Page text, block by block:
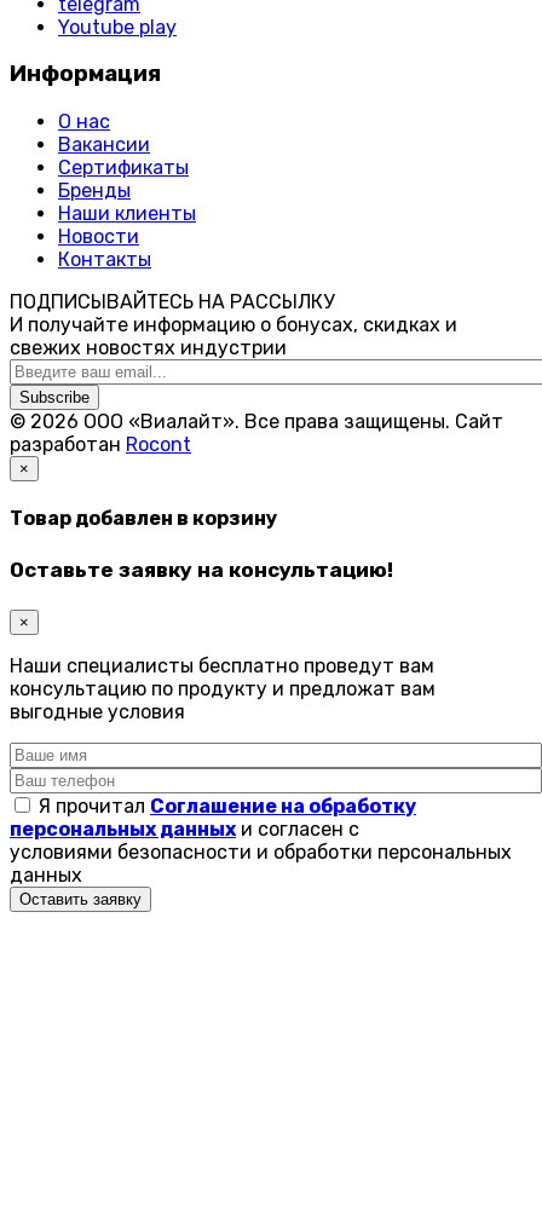
Youtube play
Информация
О нас
Вакансии
Сертификаты
Бренды
Наши клиенты
Новости
Контакты
ПОДПИСЫВАЙТЕСЬ НА РАССЫЛКУ
И получайте информацию о бонусах, скидках и
свежих новостях индустрии
Subscribe
© 2026 ООО «Виалайт». Все права защищены. Cайт
разработан Rocont
×
Товар добавлен в корзину
Оставьте заявку на консультацию!
×
Наши специалисты бесплатно проведут вам
консультацию по продукту и предложат вам
выгодные условия
Я прочитал Соглашение на обработку
персональных данных и согласен с
условиями безопасности и обработки персональных
данных
Оставить заявку